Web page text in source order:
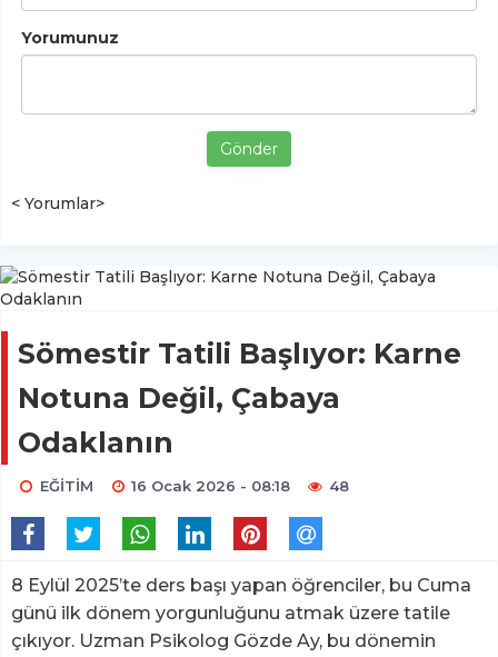
Yorumunuz
Gönder
< Yorumlar>
Sömestir Tatili Başlıyor: Karne
Notuna Değil, Çabaya
Odaklanın
EĞİTİM 16 Ocak 2026 - 08:18 48
8 Eylül 2025’te ders başı yapan öğrenciler, bu Cuma
günü ilk dönem yorgunluğunu atmak üzere tatile
çıkıyor. Uzman Psikolog Gözde Ay, bu dönemin